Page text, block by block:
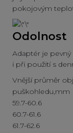
pokojovým
Odolnost
Adaptér je
i při použití s
Vnější průměr
puškohledu,mm
59.7-60.6
60.7-61.6
61.7-62.6